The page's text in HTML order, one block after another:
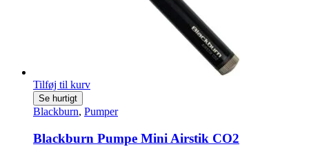
Tilføj til kurv
Se hurtigt
Blackburn, Pumper
Blackburn Pumpe Mini Airstik CO2